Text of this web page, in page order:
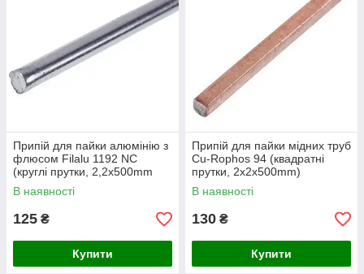
Припій для пайки алюмінію з
флюсом Filalu 1192 NC
(круглі прутки, 2,2x500mm
0,005kg)
В наявності
125 ₴
Купити
Припій для пайки мідних труб
Cu-Rophos 94 (квадратні
прутки, 2x2x500mm)
В наявності
130 ₴
Купити